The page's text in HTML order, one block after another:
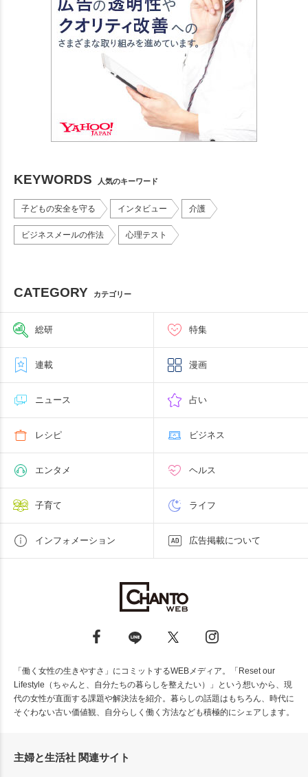
KEYWORDS 人気のキーワード
子どもの安全を守る インタビュー 介護
ビジネスメールの作法 心理テスト
CATEGORY カテゴリー
総研 特集
連載 漫画
ニュース 占い
レシピ ビジネス
エンタメ ヘルス
子育て ライフ
インフォメーション 広告掲載について
「働く女性の生きやすさ」にコミットするWEBメディア。「Reset our
Lifestyle（ちゃんと、自分たちの暮らしを整えたい）」という想いから、現
代の女性が直面する課題や解決法を紹介。暮らしの話題はもちろん、時代に
そぐわない古い価値観、自分らしく働く方法なども積極的にシェアします。
主婦と生活社 関連サイト